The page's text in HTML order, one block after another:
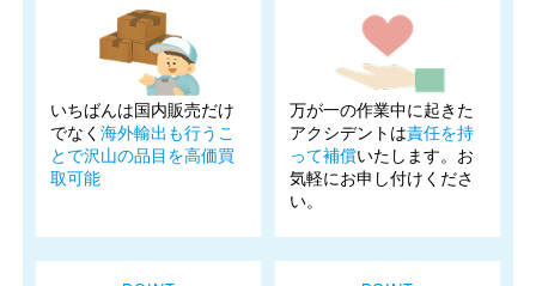
いちばんは国内販売だけ
でなく海外輸出も行うこ
とで沢山の品目を高価買
取可能
万が一の作業中に起きた
アクシデントは責任を持
って補償いたします。お
気軽にお申し付けくださ
い。